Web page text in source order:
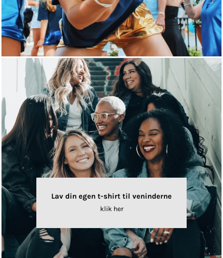
Lav din egen t-shirt til veninderne
klik her